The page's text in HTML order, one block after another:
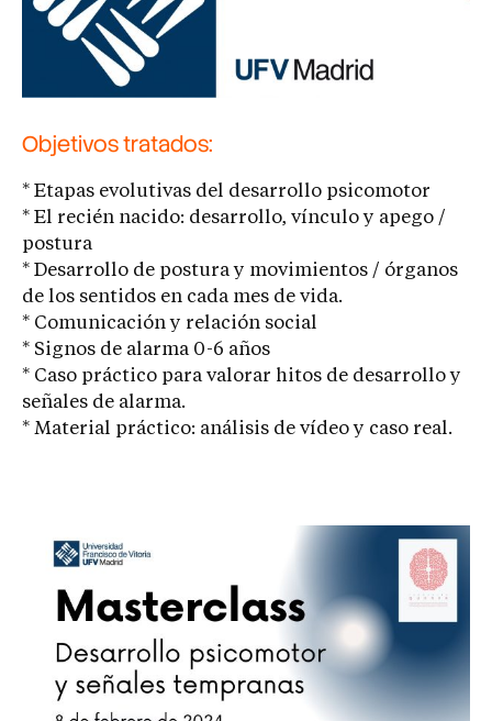
Objetivos tratados:
* Etapas evolutivas del desarrollo psicomotor
* El recién nacido: desarrollo, vínculo y apego /
postura
* Desarrollo de postura y movimientos / órganos
de los sentidos en cada mes de vida.
* Comunicación y relación social
* Signos de alarma 0-6 años
* Caso práctico para valorar hitos de desarrollo y
señales de alarma.
* Material práctico: análisis de vídeo y caso real.